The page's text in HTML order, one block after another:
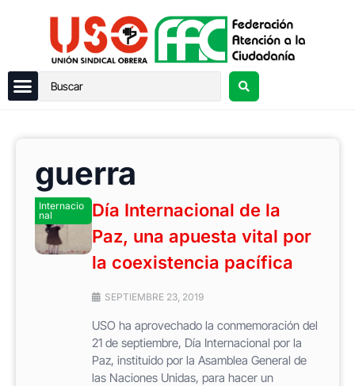
guerra
Internacio
nal
Día Internacional de la
Paz, una apuesta vital por
la coexistencia pacífica
SEPTIEMBRE 23, 2019
USO ha aprovechado la conmemoración del
21 de septiembre, Día Internacional por la
Paz, instituido por la Asamblea General de
las Naciones Unidas, para hacer un